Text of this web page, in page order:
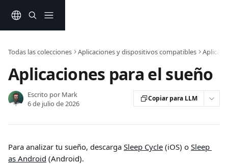
Todas las colecciones Aplicaciones y dispositivos compatibles
Aplicaciones para el sueño
Escrito por Mark
6 de julio de 2026
Copiar para LLM
Para analizar tu sueño, descarga Sleep Cycle (iOS) o Sleep
as Android (Android).